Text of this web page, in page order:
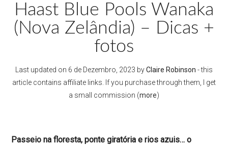
Haast Blue Pools Wanaka
(Nova Zelândia) – Dicas +
fotos
Last updated on 6 de Dezembro, 2023 byClaire Robinson - this
article contains affiliate links. If you purchase through them, I get
a small commission (more)
Passeio na floresta, ponte giratória e rios azuis… o